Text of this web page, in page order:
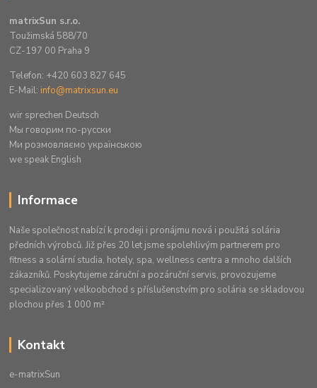
matrixSun s.r.o.
Toužimská 588/70
CZ-197 00 Praha 9
Telefon: +420 603 827 645
E-Mail: info@matrixsun.eu
wir sprechen Deutsch
Mы говорим по-русски
Ми розмовляємо українською
we speak English
Informace
Naše společnost nabízí k prodeji i pronájmu nová i použitá solária
předních výrobců. Již přes 20 let jsme spolehlivým partnerem pro
fitness a solární studia, hotely, spa, wellness centra a mnoho dalších
zákazníků. Poskytujeme záruční a pozáruční servis, provozujeme
specializovaný velkoobchod s příslušenstvím pro solária se skladovou
plochou přes 1 000 m²
Kontakt
e-matrixSun